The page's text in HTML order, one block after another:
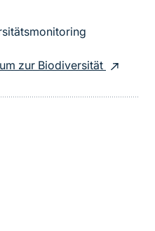
zur Biodiversität